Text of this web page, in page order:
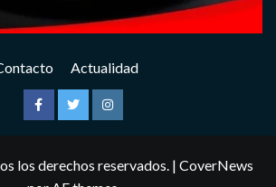
Actualidad
FacebookTwitterInstagram
los derechos reservados. | CoverNews